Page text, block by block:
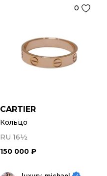
0
CARTIER
Кольцо
RU 16½
150 000 ₽